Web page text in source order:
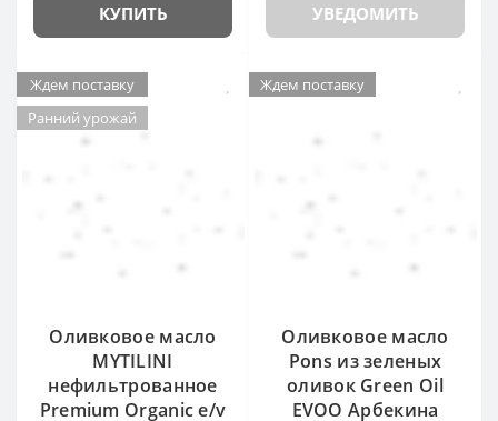
КУПИТЬ УВЕДОМИТЬ
Ждем поставку
Ранний урожай
Оливковое масло
MYTILINI
нефильтрованное
Premium Organic e/v
Ждем поставку
Оливковое масло
Pons из зеленых
оливок Green Oil
EVOO Арбекина